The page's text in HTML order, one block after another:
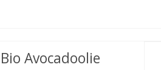
Avocadoolie